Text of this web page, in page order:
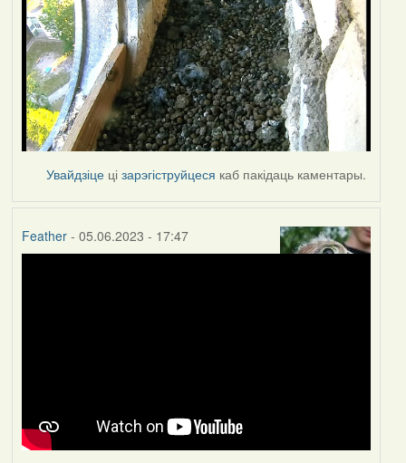
Увайдзіце цізарэгіструйцеся каб пакідаць каментары.
Feather- 05.06.2023 - 17:47